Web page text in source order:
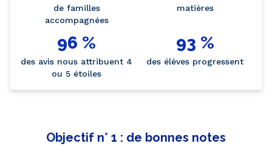
de familles
accompagnées
matières
96 %
des avis nous attribuent 4
ou 5 étoiles
93 %
des élèves progressent
Objectif n° 1 : de bonnes notes